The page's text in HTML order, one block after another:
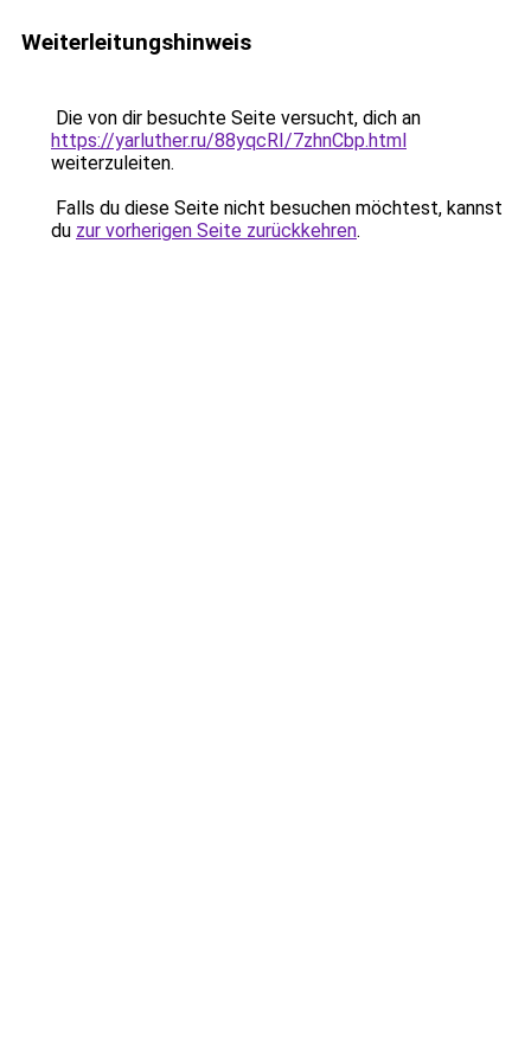
Weiterleitungshinweis
Die von dir besuchte Seite versucht, dich an
https://yarluther.ru/88yqcRI/7zhnCbp.html
weiterzuleiten.
Falls du diese Seite nicht besuchen möchtest, kannst
du zur vorherigen Seite zurückkehren.